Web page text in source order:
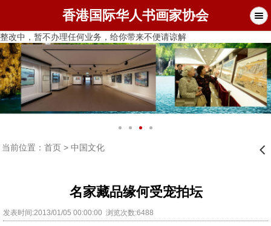
香港国际华人书画家协会
整改中，暂不办理任何业务，给你带来不便请谅解
当前位置： 首页> 中国文化 󰊒
名家藏品缘何受宠拍坛
发表时间:2013/01/05 00:00:00 浏览次数:6488